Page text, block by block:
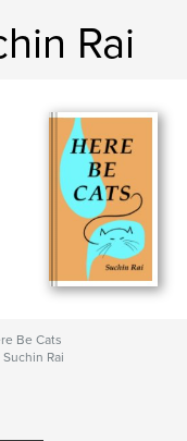
Rai
Be Cats
Suchin Rai